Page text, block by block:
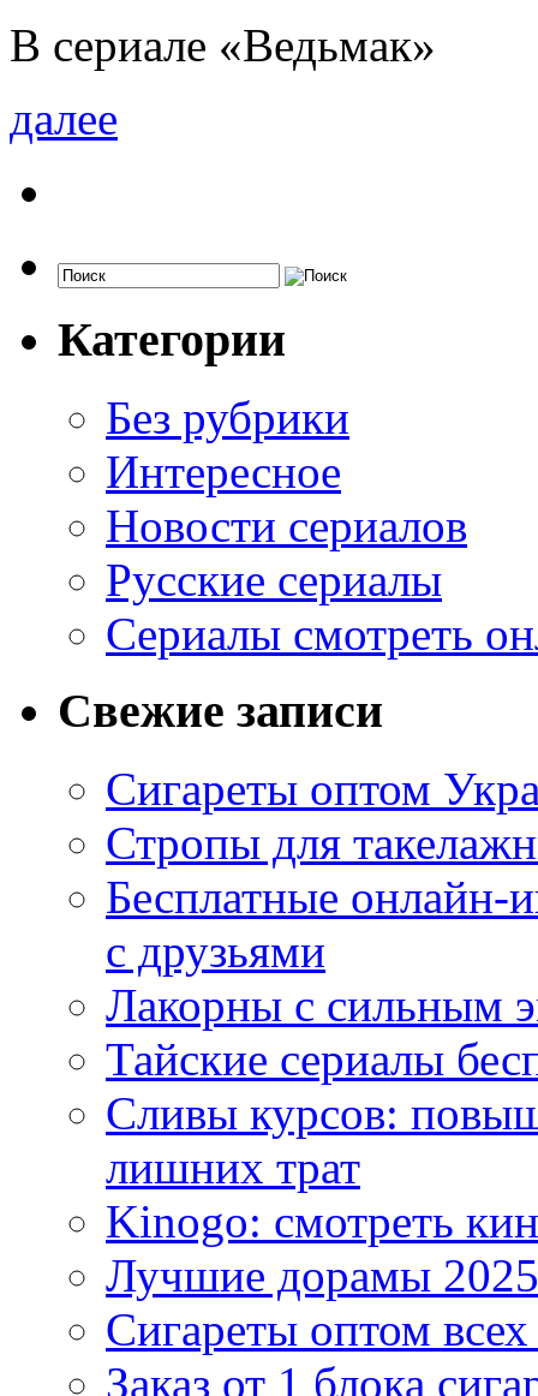
В сериале «Ведьмак»
далее
Категории
Без рубрики
Интересное
Новости сериалов
Русские сериалы
Сериалы смотреть
Свежие записи
Сигареты оптом
Стропы для
Бесплатные
с друзьями
Лакорны с сильным
Тайские сериалы
Сливы курсов:
лишних трат
Kinogo: смотреть
Лучшие дорамы
Сигареты оптом
Заказ от 1 блока